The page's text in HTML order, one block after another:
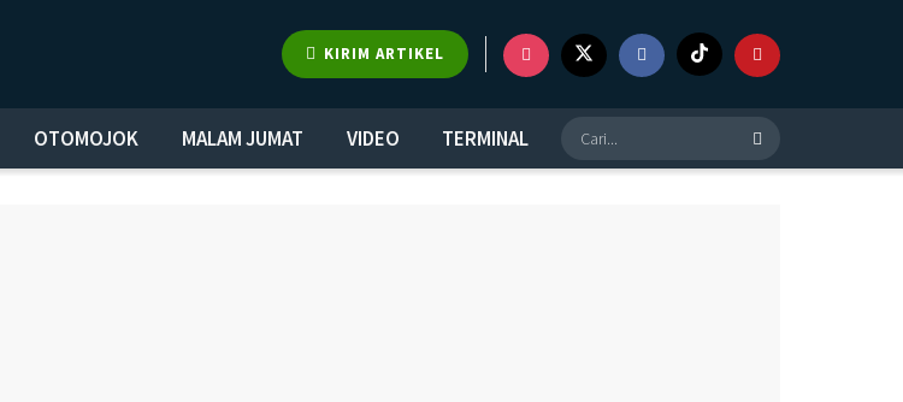
KIRIM ARTIKEL
OTOMOJOK MALAM JUMAT VIDEO TERMINAL